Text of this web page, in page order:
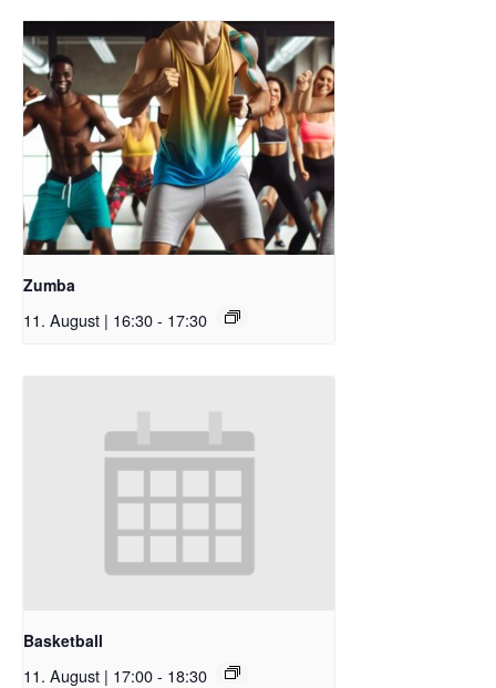
Zumba
11. August | 16:30- 17:30
Basketball
11. August | 17:00- 18:30